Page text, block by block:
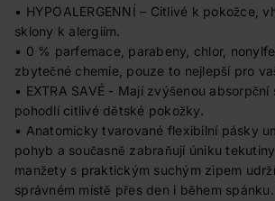
• HYPOALERGENNÍ – Citlivé k pokožce,
sklony k alergiím.
• 0 % parfemace, parabeny, chlor,
zbytečné chemie, pouze to nejlepší pro
• EXTRA SAVÉ - Mají zvýšenou
pohodlí citlivé dětské pokožky.
• Anatomicky tvarované flexibilní pásky
pohyb a současně zabraňují úniku
manžety s praktickým suchým zipem
správném místě přes den i během spánku.